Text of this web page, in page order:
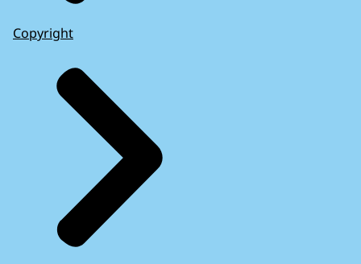
Copyright